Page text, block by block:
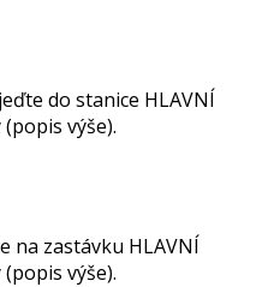
do stanice HLAVNÍ
výše).
na zastávku HLAVNÍ
výše).